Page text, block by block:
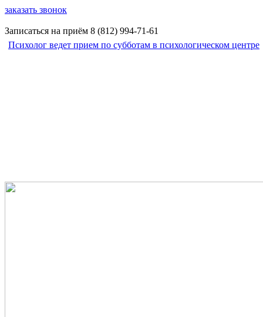
заказать звонок
Записаться на приём 8 (812) 994-71-61
Психолог ведет прием по субботам в психологическом центре